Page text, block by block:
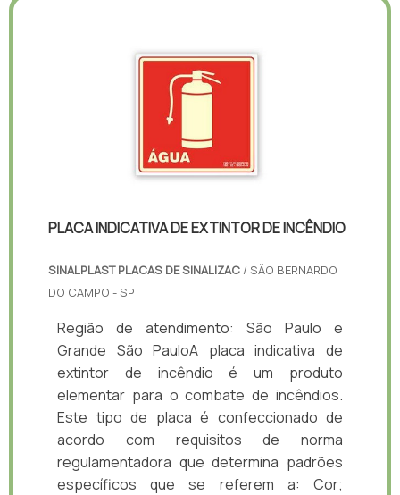
PLACA INDICATIVA DE EXTINTOR DE INCÊNDIO
SINALPLAST PLACAS DE SINALIZAC / SÃO BERNARDO
DO CAMPO - SP
Região de atendimento: São Paulo e
Grande São PauloA placa indicativa de
extintor de incêndio é um produto
elementar para o combate de incêndios.
Este tipo de placa é confeccionado de
acordo com requisitos de norma
regulamentadora que determina padrões
específicos que se referem a: Cor;